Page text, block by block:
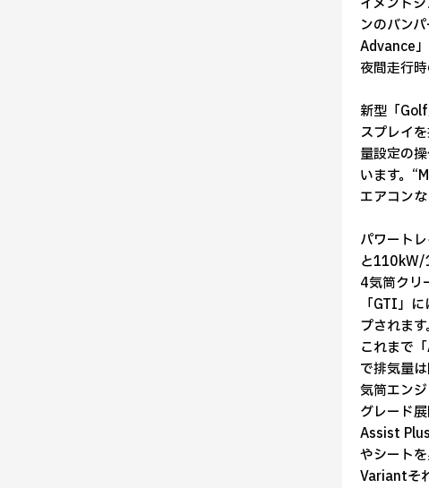
ンのバン
Advance
夜間走行
新型「
スプレイ
量設定の
います。
エアコン
パワート
と110kW/
4気筒クリ
「GTI」
プされます。
これまで
で排気量
気筒エン
グレード
Assist
やシート
Variantそ